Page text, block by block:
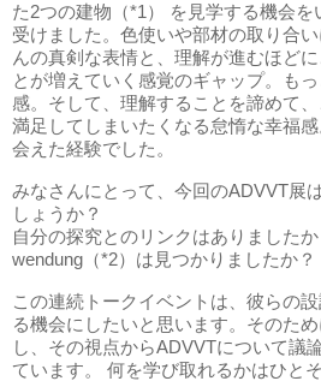
た2つの建物（*1） を見学する機会
受けました。色使いや部材の取り合
んの真剣な表情と、理解が進むほど
とが増えていく感覚のギャップ。も
感。そして、理解することを諦めて
満足してしまいたくなる怠惰な幸福
会えた経験でした。
みなさんにとって、今回のADVVT展
しょうか？
自分の探究とのリンクはありましたか
wendung（*2）は見つかりましたか？
この連続トークイベントは、彼らの
る機会にしたいと思います。そのた
し、その視点からADVVTについて議
ています。 何を学び取れるかはひと